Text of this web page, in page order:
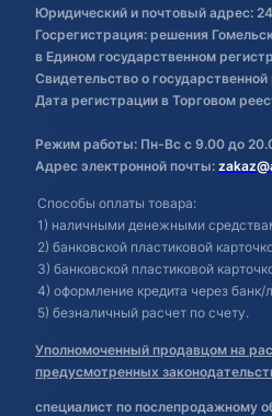
Юридический и почтовый адрес:
Госрегистрация: решения
в Едином государственном
Свидетельство о
Дата регистрации в Торговом
Режим работы: Пн-Вс с 9.00 до
Адрес электронной почты:
Способы оплаты товара:
1) наличными денежными
2) банковской пластиковой
3) банковской пластиковой
4) оформление кредита через банк/
5) безналичный расчет по счету.
Уполномоченный продавцом на
предусмотренных
специалист по послепродажному